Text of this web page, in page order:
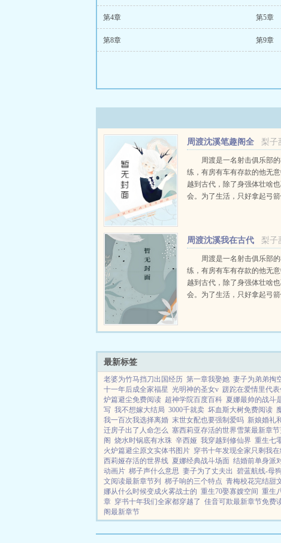
第4章 第5章
第8章 第9章
梨子
周渡沈溪笔趣阁全
文免费阅读
周渡是一名射击俱乐部
练，有房有车有存款的他无
越到古代，除了身强体壮啥
会。为了生活，只好拿起弓
渡看着山下的寥寥炊烟，以
梨子
周渡沈溪我在古代
当猎户小说免费在线阅读
周渡是一名射击俱乐部
练，有房有车有存款的他无
越到古代，除了身强体壮啥
会。为了生活，只好拿起弓
只野兔，不会做（失望）第
最新标签
老婆为竹马挡刀出国经历 第一章我娶她 妻子为弟弟掏
十一年后成全家福星 光明神的圣女v 蹉跎在爱情里代表
炉篇避尘免费阅读 超神学院百度百科 夏娜最帅的战斗
写 我不想嫁大结局 3000千就卖 坏血斯大树免费阅读
我一百次我选择离婚 末世女配也要强制爱吗 新娘婚礼
迁房子出了人命怎么 塞西莉亚存活的世界雪莱最新章
阁 烧水时锅底有水珠 辛西娅 我穿越到修仙界 重生七
火炉篇避尘原文实体书图片 穿书十年发现全家只剩我
西莉娅存活的世界线 夏娜经典战斗场面 结婚前单身派
动画片 梆子声什么意思 妻子为了丈夫出 碧蓝航线-母
文阅读最新章节列
梆子响的三个特点 青梅校花完结甜
娜从什么时候变成火雾战士的 重生70娶寡嫂空间 重生
章 穿书十年我们全家都穿越了 佳音可欺最新章节免费
阁最新章节